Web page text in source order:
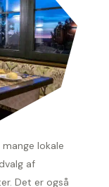
lokale
af
Det er også